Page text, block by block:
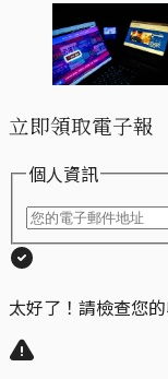
立即領取電子報
個人資訊
太好了！請檢查您